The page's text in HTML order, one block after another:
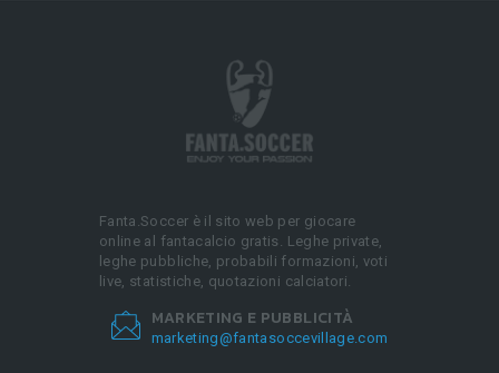
Fanta.Soccer è il sito web per giocare
online al fantacalcio gratis. Leghe private,
leghe pubbliche, probabili formazioni, voti
live, statistiche, quotazioni calciatori.
MARKETING E PUBBLICITÀ
marketing@fantasoccevillage.com